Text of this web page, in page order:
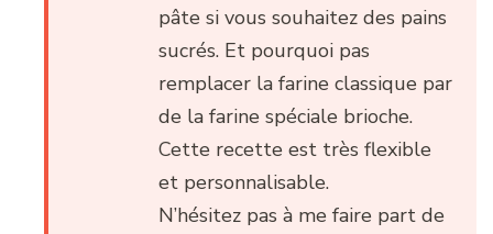
pâte si vous souhaitez des pains
sucrés. Et pourquoi pas
remplacer la farine classique par
de la farine spéciale brioche.
Cette recette est très flexible
et personnalisable.
N’hésitez pas à me faire part de